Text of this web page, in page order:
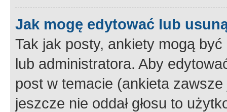
Jak mogę edytować lub
Tak jak posty, ankiety mogą
lub administratora. Aby
post w temacie (ankieta
jeszcze nie oddał głosu to